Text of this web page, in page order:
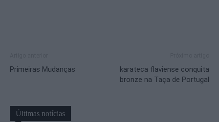
Primeiras Mudanças
karateca flaviense conquita
bronze na Taça de Portugal
Últimas notícias